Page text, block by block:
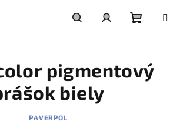
košík
pigmentový
biely
PAVERPOL